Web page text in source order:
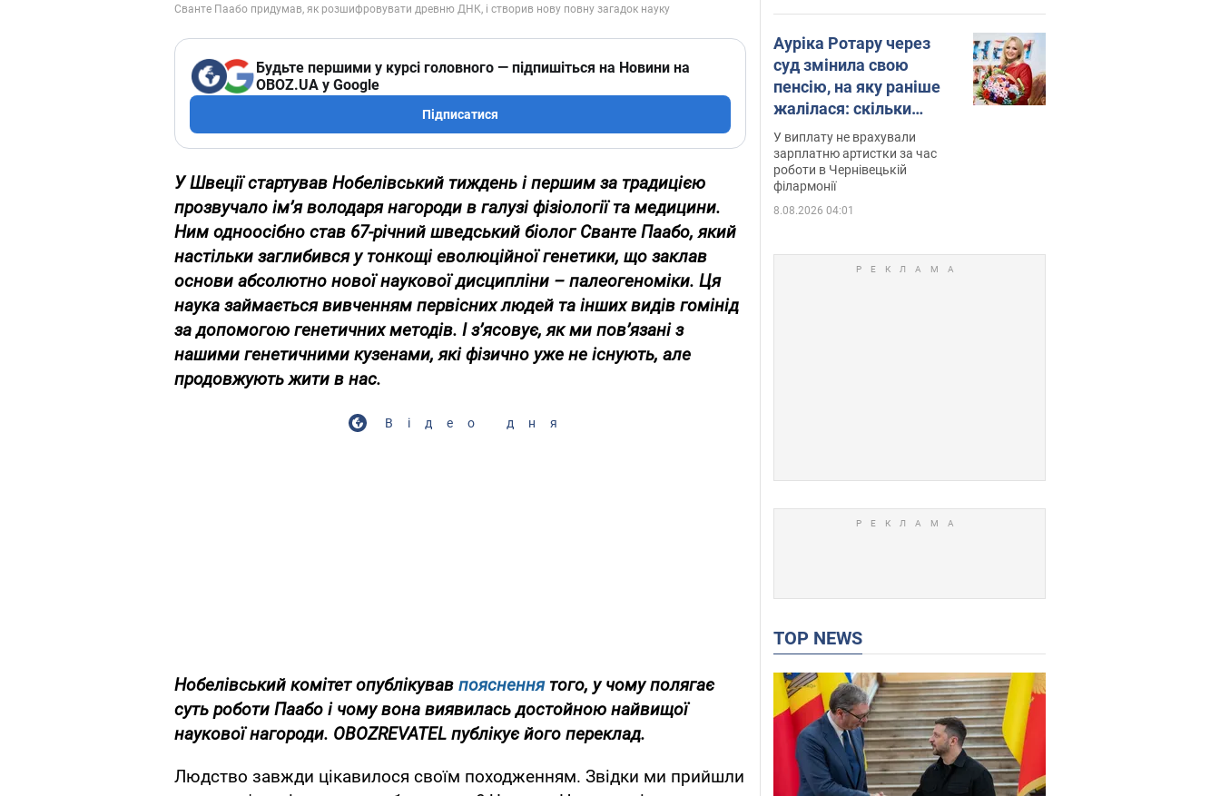
Будьте першими у курсі головного — підпишіться на Новини на
OBOZ.UA у Google
Підписатися
У Швеції стартував Нобелівський тиждень і першим за традицією
прозвучало ім’я володаря нагороди в галузі фізіології та медицини.
Ним одноосібно став 67-річний шведський біолог Сванте Паабо, який
настільки заглибився у тонкощі еволюційної генетики, що заклав
основи абсолютно нової наукової дисципліни – палеогеноміки. Ця
наука займається вивченням первісних людей та інших видів гомінід
за допомогою генетичних методів. І з’ясовує, як ми пов’язані з
нашими генетичними кузенами, які фізично уже не існують, але
продовжують жити в нас.
Відео дня
Нобелівський комітет опублікував поясненнятого, у чому полягає
суть роботи Паабо і чому вона виявилась достойною найвищої
наукової нагороди. OBOZREVATEL публікує його переклад.
Людство завжди цікавилося своїм походженням. Звідки ми прийшли
Ауріка Ротару через
суд змінила свою
пенсію, на яку раніше
жалілася: скільки
отримувала співачка
У виплату не врахували
зарплатню артистки за час
роботи в Чернівецькій
філармонії
8.08.2026 04:01
TOP NEWS